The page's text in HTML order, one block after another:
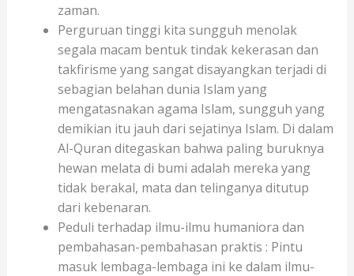
zaman.
Perguruan tinggi kita sungguh menolak
segala macam bentuk tindak kekerasan dan
takfirisme yang sangat disayangkan terjadi di
sebagian belahan dunia Islam yang
mengatasnakan agama Islam, sungguh yang
demikian itu jauh dari sejatinya Islam. Di dalam
Al-Quran ditegaskan bahwa paling buruknya
hewan melata di bumi adalah mereka yang
tidak berakal, mata dan telinganya ditutup
dari kebenaran.
Peduli terhadap ilmu-ilmu humaniora dan
pembahasan-pembahasan praktis : Pintu
masuk lembaga-lembaga ini ke dalam ilmu-